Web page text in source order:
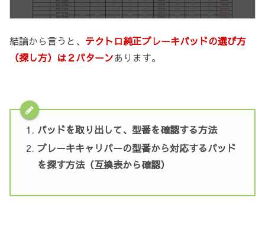
結論から言うと、 テクトロ純正ブレーキパッドの選び方
（探し方）は２パターンあります。
パッドを取り出して、型番を確認する方法
ブレーキキャリパーの型番から対応するパッド
を探す方法（互換表から確認）